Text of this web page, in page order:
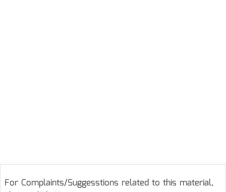
For Complaints/Suggesstions related to this material,